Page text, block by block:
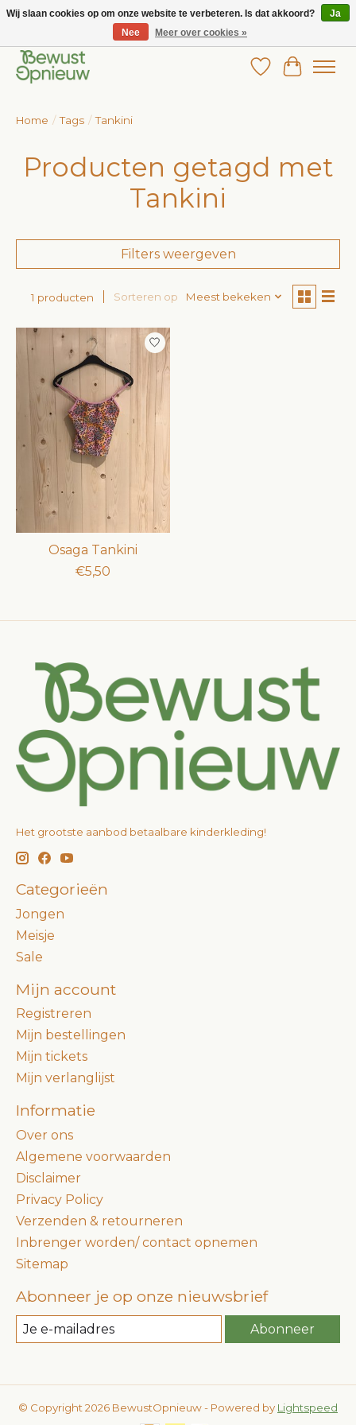
Wij bieden het grootste aanbod in betaalbare kinderkleding!
Verlanglijst
Home / Tags / Tankini
Producten getagd met
Tankini
Filters weergeven
1 producten Sorteren op Meest bekeken
Osaga Tankini
€5,50
Het grootste aanbod betaalbare kinderkleding!
Categorieën
Jongen
Meisje
Sale
Mijn account
Registreren
Mijn bestellingen
Mijn tickets
Mijn verlanglijst
Informatie
Over ons
Algemene voorwaarden
Disclaimer
Privacy Policy
Verzenden & retourneren
Inbrenger worden/ contact opnemen
Sitemap
Abonneer je op onze nieuwsbrief
Abonneer
© Copyright 2026 BewustOpnieuw - Powered by Lightspeed
Wij slaan cookies op om onze website te verbeteren. Is dat akkoord?
Ja
Nee
Meer over cookies »